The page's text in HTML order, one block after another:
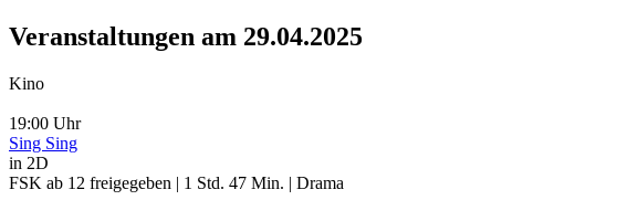
Veranstaltungen am 29.04.2025
Kino
19:00 Uhr
Sing Sing
in 2D
FSK ab 12 freigegeben | 1 Std. 47 Min. | Drama